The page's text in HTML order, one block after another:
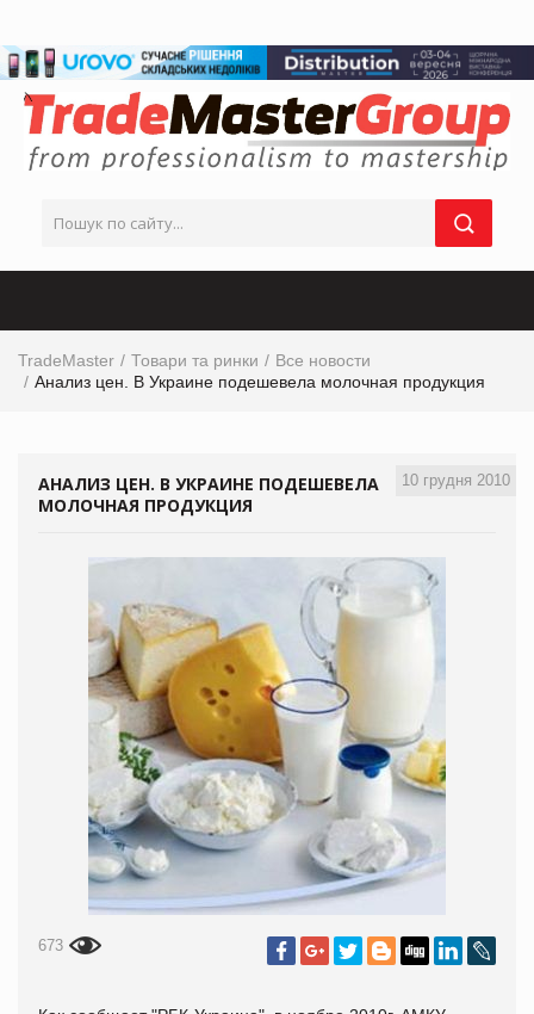
TradeMaster Товари та ринки
Все новости
Анализ цен. В Украине подешевела молочная продукция
10 грудня 2010
АНАЛИЗ ЦЕН. В УКРАИНЕ ПОДЕШЕВЕЛА
МОЛОЧНАЯ ПРОДУКЦИЯ
673